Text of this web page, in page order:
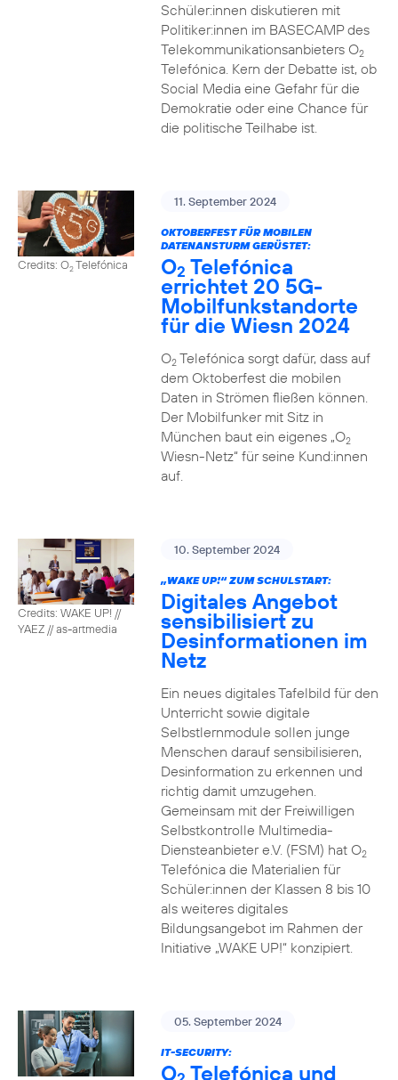
Schüler:innen diskutieren mit
Politiker:innen im BASECAMP des
Telekommunikationsanbieters O2
Telefónica. Kern der Debatte ist, ob
Social Media eine Gefahr für die
Demokratie oder eine Chance für
die politische Teilhabe ist.
Credits: O2Telefónica
11. September 2024
OKTOBERFEST FÜR MOBILEN
DATENANSTURM GERÜSTET:
O2 Telefónica
errichtet 20 5G-
Mobilfunkstandorte
für die Wiesn 2024
O2Telefónica sorgt dafür, dass auf
dem Oktoberfest die mobilen
Daten in Strömen fließen können.
Der Mobilfunker mit Sitz in
München baut ein eigenes „O2
Wiesn-Netz“ für seine Kund:innen
auf.
Credits: WAKE UP! //
YAEZ // as-artmedia
10. September 2024
„WAKE UP!“ ZUM SCHULSTART:
Digitales Angebot
sensibilisiert zu
Desinformationen im
Netz
Ein neues digitales Tafelbild für den
Unterricht sowie digitale
Selbstlernmodule sollen junge
Menschen darauf sensibilisieren,
Desinformation zu erkennen und
richtig damit umzugehen.
Gemeinsam mit der Freiwilligen
Selbstkontrolle Multimedia-
Diensteanbieter e.V. (FSM) hat O2
Telefónica die Materialien für
Schüler:innen der Klassen 8 bis 10
als weiteres digitales
Bildungsangebot im Rahmen der
Initiative „WAKE UP!“ konzipiert.
05. September 2024
IT-SECURITY:
O Telefónica und